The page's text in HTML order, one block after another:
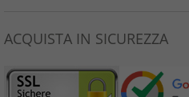
ACQUISTA IN SICUREZZA